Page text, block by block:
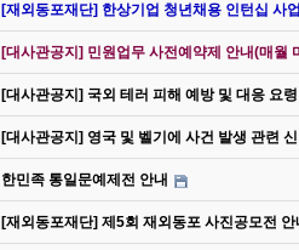
[재외동포재단] 한상기업 청년채용 인턴십 사
[대사관공지] 민원업무 사전예약제 안내(매월
[대사관공지] 국외 테러 피해 예방 및 대응 요령
[대사관공지] 영국 및 벨기에 사건 발생 관련
한민족 통일문예제전 안내
[재외동포재단] 제5회 재외동포 사진공모전 안